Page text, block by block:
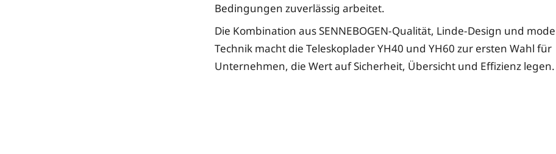
Bedingungen zuverlässig arbeitet.
Die Kombination aus SENNEBOGEN-Qualität, Linde-Design und
Technik macht die Teleskoplader YH40 und YH60 zur ersten Wahl für
Unternehmen, die Wert auf Sicherheit, Übersicht und Effizienz legen.